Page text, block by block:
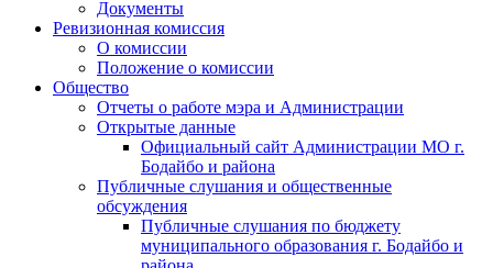
Документы
Ревизионная комиссия
О комиссии
Положение о комиссии
Общество
Отчеты о работе мэра и Администрации
Открытые данные
Официальный сайт Администрации МО г.
Бодайбо и района
Публичные слушания и общественные
обсуждения
Публичные слушания по бюджету
муниципального образования г. Бодайбо и